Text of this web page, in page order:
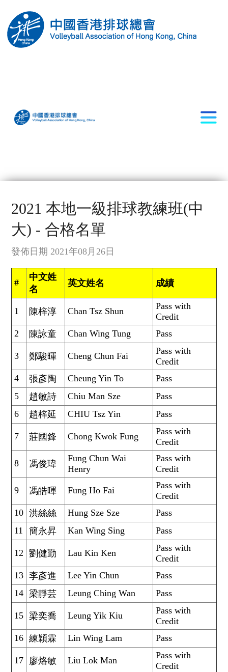
2021 本地一級排球教練班(中
大) - 合格名單
發佈日期 2021年08月26日
#
中文姓
名
英文姓名 成績
1 陳梓淳 Chan Tsz Shun
Pass with
Credit
2
陳詠童 Chan Wing Tung Pass
3 鄭駿暉 Cheng Chun Fai
Pass with
Credit
4
張彥陶 Cheung Yin To
Pass
5
趙敏詩 Chiu Man Sze
Pass
6
趙梓延 CHIU Tsz Yin Pass
7 莊國鋒 Chong Kwok Fung
Pass with
Credit
8 馮俊瑋
Fung Chun Wai
Henry
Pass with
Credit
9 馮皓暉 Fung Ho Fai
Pass with
Credit
10 洪絲絲 Hung Sze Sze
Pass
11
簡永昇 Kan Wing Sing Pass
12 劉健勤 Lau Kin Ken
Pass with
Credit
13 李彥進 Lee Yin Chun
Pass
14 梁靜芸 Leung Ching Wan Pass
15 梁奕喬 Leung Yik Kiu
Pass with
Credit
16 練穎霖 Lin Wing Lam Pass
17 廖烙敏 Liu Lok Man
Pass with
Credit